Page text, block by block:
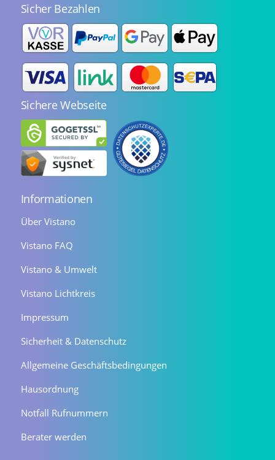
Sicher Bezahlen
Sichere Webseite
Informationen
Über Vistano
Vistano FAQ
Vistano & Umwelt
Vistano Lichtkreis
Impressum
Sicherheit & Datenschutz
Allgemeine Geschäftsbedingungen
Hausordnung
Notfall Rufnummern
Berater werden